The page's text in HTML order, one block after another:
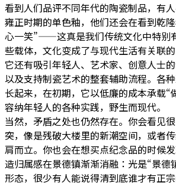
看到人们品评不同年代的陶瓷制品，有
雍正时期的单色釉，他们还会在看到乾
心一笑”——这真是我们传统文化中特别
些载体，文化变成了与现代生活有关联的
它还有吸引年轻人、艺术家、创意人士
以及支持制瓷艺术的整套辅助流程。各
长起来，在初期，它以低廉的成本承载“
容纳年轻人的各种实践，野生而现代。
当然，矛盾之处也仍然存在。你会看见
突，像是残破大楼里的新潮空间，或者
肩而立。你也会在想买点纪念品的时候
造归属感在景德镇渐渐消融：光是“景德
形态，很少有人能说得清到底谁才有正宗